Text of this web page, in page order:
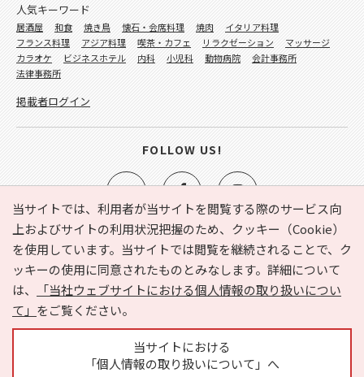
当サイトでは、利用者が当サイトを閲覧する際のサービス向
上およびサイトの利用状況把握のため、クッキー（Cookie）
を使用しています。当サイトでは閲覧を継続されることで、ク
ッキーの使用に同意されたものとみなします。詳細について
は、
「当社ウェブサイトにおける個人情報の取り扱いについ
て」 をご覧ください。
当サイトにおける
「個人情報の取り扱いについて」へ
e-NAVITA（イーナビタ）とは？ お気に入り
ヘルプ
利用規約
個人情報の取り扱いについて
運営会社
サイトマップ
広告掲載に関するお問い合わせ
人気キーワード
居酒屋 和食 焼き鳥 懐石・会席料理 焼肉
イタリア料理
フランス料理
アジア料理 喫茶・カフェ リラクゼーション
マッサージ
カラオケ
ビジネスホテル 内科 小児科 動物病院
会計事務所
法律事務所
掲載者ログイン
FOLLOW US!